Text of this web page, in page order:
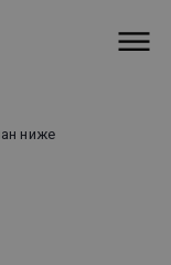
ниже